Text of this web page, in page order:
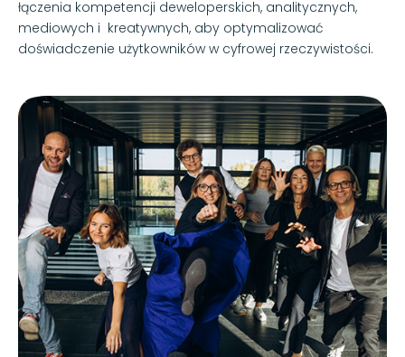
łączenia kompetencji deweloperskich, analitycznych,
mediowych i kreatywnych, aby optymalizować
doświadczenie użytkowników w cyfrowej rzeczywistości.